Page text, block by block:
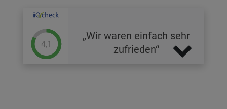
4,1
Wir waren einfach sehr
zufrieden